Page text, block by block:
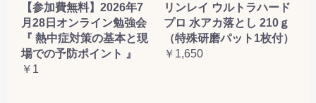
【参加費無料】2026年7
月28日オンライン勉強会
『 熱中症対策の基本と現
場での予防ポイント 』
￥1
リンレイ ウルトラハード
プロ 水アカ落とし 210ｇ
（特殊研磨パット1枚付）
￥1,650